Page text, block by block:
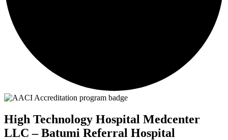
High Technology Hospital Medcenter
LLC – Batumi Referral Hospital